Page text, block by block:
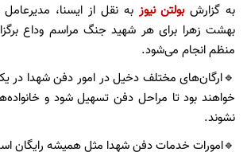
به گزارشبولتن نیوز به نقل از ایسنا،
بهشت زهرا برای هر شهید جنگ مراسم وداع
منظم انجام می‌شود.
🔹️ارگان‌های مختلف دخیل در امور دفن شهدا در
خواهند بود تا مراحل دفن تسهیل شود و
نشوند.
🔹️امورات خدمات دفن شهدا مثل همیشه رایگان